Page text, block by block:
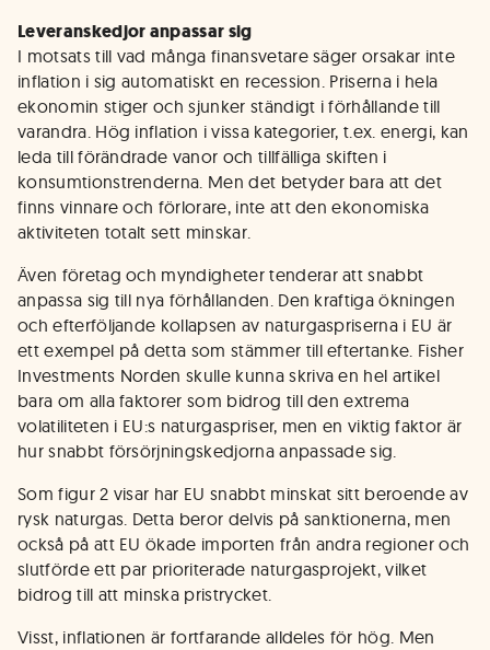
Leveranskedjor anpassar sig
I motsats till vad många finansvetare säger orsakar inte
inflation i sig automatiskt en recession. Priserna i hela
ekonomin stiger och sjunker ständigt i förhållande till
varandra. Hög inflation i vissa kategorier, t.ex. energi, kan
leda till förändrade vanor och tillfälliga skiften i
konsumtionstrenderna. Men det betyder bara att det
finns vinnare och förlorare, inte att den ekonomiska
aktiviteten totalt sett minskar.
Även företag och myndigheter tenderar att snabbt
anpassa sig till nya förhållanden. Den kraftiga ökningen
och efterföljande kollapsen av naturgaspriserna i EU är
ett exempel på detta som stämmer till eftertanke. Fisher
Investments Norden skulle kunna skriva en hel artikel
bara om alla faktorer som bidrog till den extrema
volatiliteten i EU:s naturgaspriser, men en viktig faktor är
hur snabbt försörjningskedjorna anpassade sig.
Som figur 2 visar har EU snabbt minskat sitt beroende av
rysk naturgas. Detta beror delvis på sanktionerna, men
också på att EU ökade importen från andra regioner och
slutförde ett par prioriterade naturgasprojekt, vilket
bidrog till att minska pristrycket.
Visst, inflationen är fortfarande alldeles för hög. Men